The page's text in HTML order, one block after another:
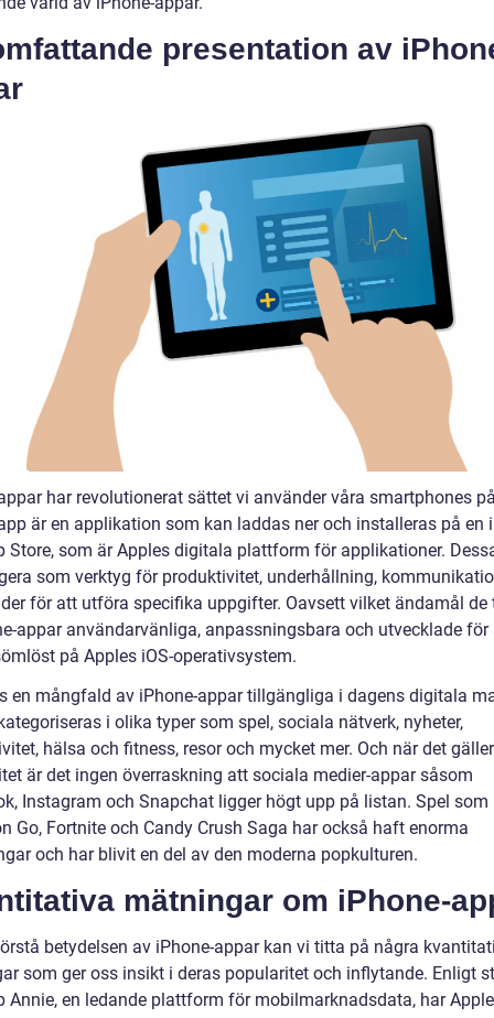
presentation av
har revolutionerat sättet vi använder våra smartphones
är en applikation som kan laddas ner och installeras på en
Store, som är Apples digitala plattform för applikationer.
som verktyg för produktivitet, underhållning,
för att utföra specifika uppgifter. Oavsett vilket ändamål de
appar användarvänliga, anpassningsbara och utvecklade för
på Apples iOS-operativsystem.
en mångfald av iPhone-appar tillgängliga i dagens digitala
i olika typer som spel, sociala nätverk, nyheter,
hälsa och fitness, resor och mycket mer. Och när det gäller
är det ingen överraskning att sociala medier-appar såsom
Instagram och Snapchat ligger högt upp på listan. Spel som
Go, Fortnite och Candy Crush Saga har också haft enorma
och har blivit en del av den moderna popkulturen.
mätningar om iPhone-
betydelsen av iPhone-appar kan vi titta på några
som ger oss insikt i deras popularitet och inflytande. Enligt
Annie, en ledande plattform för mobilmarknadsdata, har